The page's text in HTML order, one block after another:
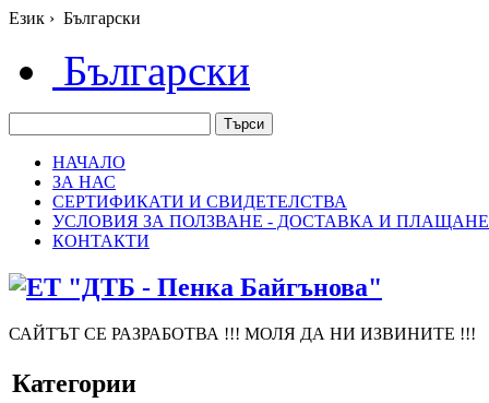
Език › Български
Български
НАЧАЛО
ЗА НАС
СЕРТИФИКАТИ И СВИДЕТЕЛСТВА
УСЛОВИЯ ЗА ПОЛЗВАНЕ - ДОСТАВКА И ПЛАЩАНЕ
КОНТАКТИ
САЙТЪТ СЕ РАЗРАБОТВА !!! МОЛЯ ДА НИ ИЗВИНИТЕ !!!
Категории